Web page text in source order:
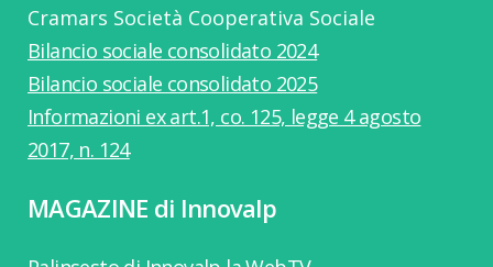
Cramars Società Cooperativa Sociale
Bilancio sociale consolidato 2024
Bilancio sociale consolidato 2025
Informazioni ex art.1, co. 125, legge 4 agosto
2017, n. 124
MAGAZINE di Innovalp